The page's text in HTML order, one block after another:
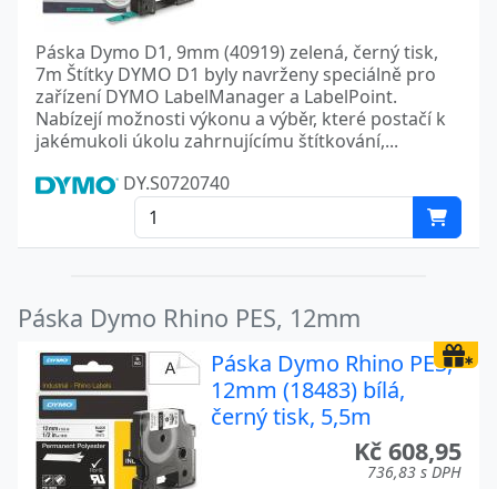
Páska Dymo D1, 9mm (40919) zelená, černý tisk,
7m Štítky DYMO D1 byly navrženy speciálně pro
zařízení DYMO LabelManager a LabelPoint.
Nabízejí možnosti výkonu a výběr, které postačí k
jakémukoli úkolu zahrnujícímu štítkování,...
DY.S0720740
Páska Dymo Rhino PES, 12mm
Páska Dymo Rhino PES,
12mm (18483) bílá,
černý tisk, 5,5m
Kč 608,95
736,83 s DPH